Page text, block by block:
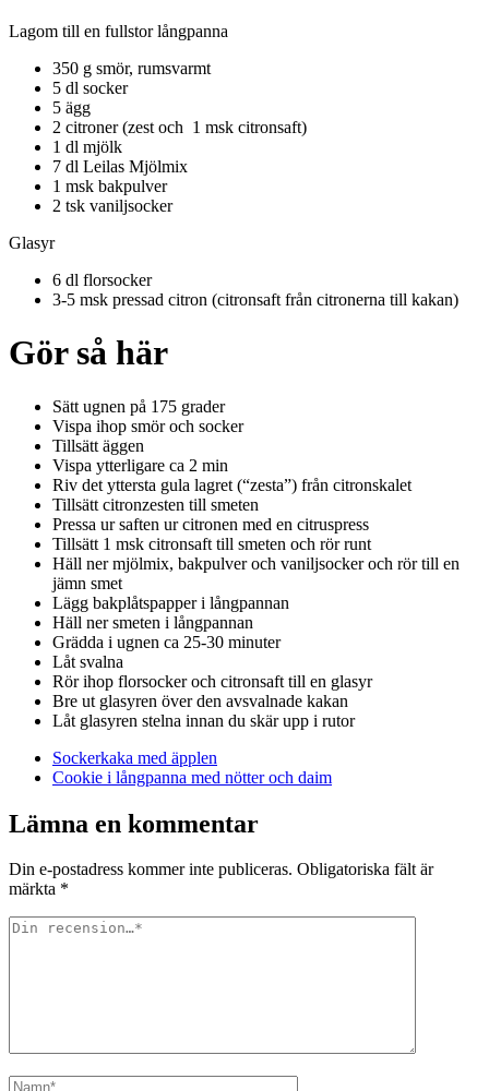
Lagom till en fullstor långpanna
350 g smör, rumsvarmt
5 dl socker
5 ägg
2 citroner (zest och 1 msk citronsaft)
1 dl mjölk
7 dl Leilas Mjölmix
1 msk bakpulver
2 tsk vaniljsocker
Glasyr
6 dl florsocker
3-5 msk pressad citron (citronsaft från citronerna till kakan)
Gör så här
Sätt ugnen på 175 grader
Vispa ihop smör och socker
Tillsätt äggen
Vispa ytterligare ca 2 min
Riv det yttersta gula lagret (“zesta”) från citronskalet
Tillsätt citronzesten till smeten
Pressa ur saften ur citronen med en citruspress
Tillsätt 1 msk citronsaft till smeten och rör runt
Häll ner mjölmix, bakpulver och vaniljsocker och rör till en
jämn smet
Lägg bakplåtspapper i långpannan
Häll ner smeten i långpannan
Grädda i ugnen ca 25-30 minuter
Låt svalna
Rör ihop florsocker och citronsaft till en glasyr
Bre ut glasyren över den avsvalnade kakan
Låt glasyren stelna innan du skär upp i rutor
Sockerkaka med äpplen
Cookie i långpanna med nötter och daim
Lämna en kommentar
Din e-postadress kommer inte publiceras. Obligatoriska fält är
märkta *